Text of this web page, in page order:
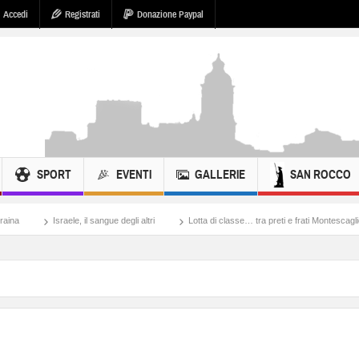
Accedi Registrati Donazione Paypal
SPORT EVENTI GALLERIE SAN ROCCO
sangue degli altri Lotta di classe… tra preti e frati Montescaglioso